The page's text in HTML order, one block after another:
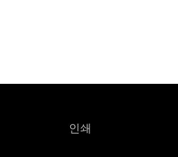
인쇄